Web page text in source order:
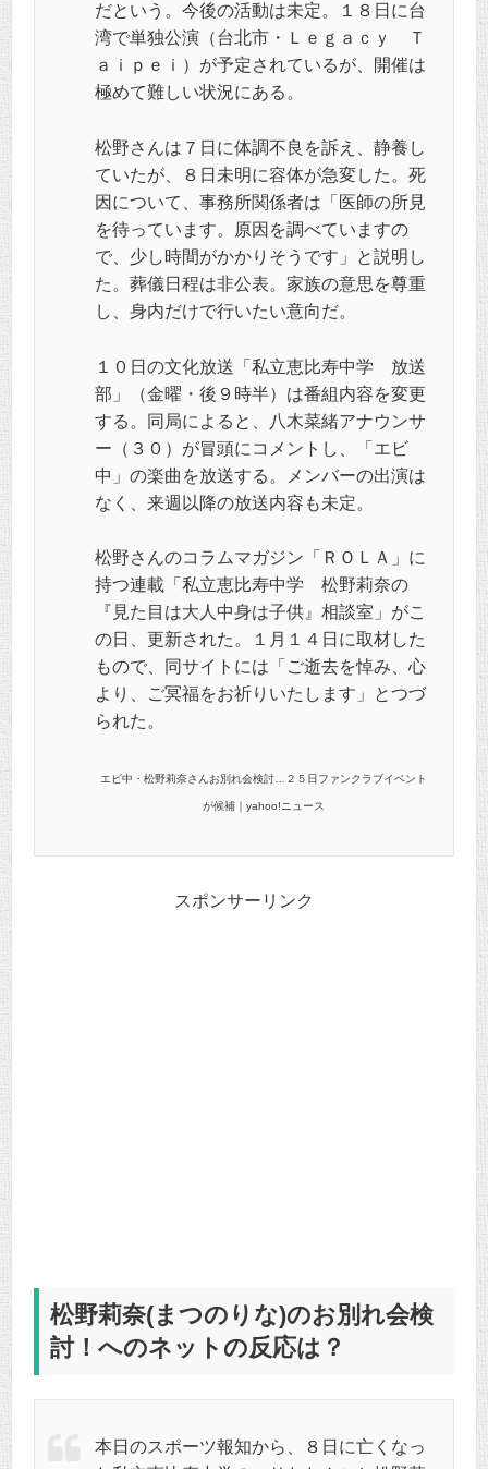
だという。今後の活動は未定。１８日に台
湾で単独公演（台北市・Ｌｅｇａｃｙ Ｔ
ａｉｐｅｉ）が予定されているが、開催は
極めて難しい状況にある。
松野さんは７日に体調不良を訴え、静養し
ていたが、８日未明に容体が急変した。死
因について、事務所関係者は「医師の所見
を待っています。原因を調べていますの
で、少し時間がかかりそうです」と説明し
た。葬儀日程は非公表。家族の意思を尊重
し、身内だけで行いたい意向だ。
１０日の文化放送「私立恵比寿中学 放送
部」（金曜・後９時半）は番組内容を変更
する。同局によると、八木菜緒アナウンサ
ー（３０）が冒頭にコメントし、「エビ
中」の楽曲を放送する。メンバーの出演は
なく、来週以降の放送内容も未定。
松野さんのコラムマガジン「ＲＯＬＡ」に
持つ連載「私立恵比寿中学 松野莉奈の
『見た目は大人中身は子供』相談室」がこ
の日、更新された。１月１４日に取材した
もので、同サイトには「ご逝去を悼み、心
より、ご冥福をお祈りいたします」とつづ
られた。
エビ中・松野莉奈さんお別れ会検討…２５日ファンクラブイベント
が候補｜yahoo!ニュース
スポンサーリンク
松野莉奈(まつのりな)のお別れ会検
討！へのネットの反応は？
本日のスポーツ報知から、８日に亡くなっ